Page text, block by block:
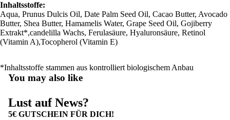
Inhaltsstoffe:
Aqua, Prunus Dulcis Oil, Date Palm Seed Oil, Cacao Butter, Avocado
Butter, Shea Butter, Hamamelis Water, Grape Seed Oil, Gojiberry
Extrakt*,candelilla Wachs, Ferulasäure, Hyaluronsäure, Retinol
(Vitamin A),Tocopherol (Vitamin E)
*Inhaltsstoffe stammen aus kontrolliert biologischem Anbau
You may also like
Lust auf News?
5€ GUTSCHEIN FÜR DICH!